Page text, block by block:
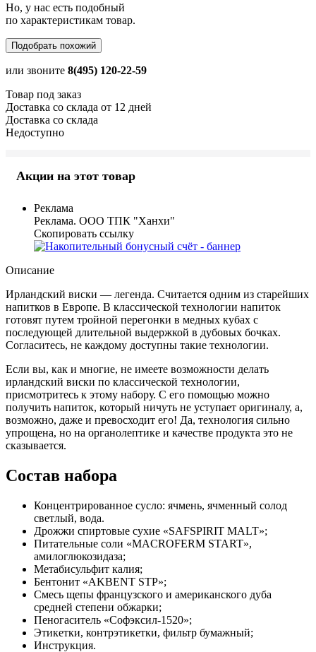
Но, у нас есть подобный
по характеристикам товар.
Подобрать похожий
или звоните 8(495) 120-22-59
Товар под заказ
Доставка со склада от 12 дней
Доставка со склада
Недоступно
Акции на этот товар
Реклама
Реклама. ООО ТПК "Ханхи"
Скопировать ссылку
Описание
Ирландский виски — легенда. Считается одним из старейших
напитков в Европе. В классической технологии напиток
готовят путем тройной перегонки в медных кубах с
последующей длительной выдержкой в дубовых бочках.
Согласитесь, не каждому доступны такие технологии.
Если вы, как и многие, не имеете возможности делать
ирландский виски по классической технологии,
присмотритесь к этому набору. С его помощью можно
получить напиток, который ничуть не уступает оригиналу, а,
возможно, даже и превосходит его! Да, технология сильно
упрощена, но на органолептике и качестве продукта это не
сказывается.
Состав набора
Концентрированное сусло: ячмень, ячменный солод
светлый, вода.
Дрожжи спиртовые сухие «SAFSPIRIT MALT»;
Питательные соли «MACROFERM START»,
амилоглюкозидаза;
Метабисульфит калия;
Бентонит «AKBENT STP»;
Смесь щепы французского и американского дуба
средней степени обжарки;
Пеногаситель «Софэксил-1520»;
Этикетки, контрэтикетки, фильтр бумажный;
Инструкция.